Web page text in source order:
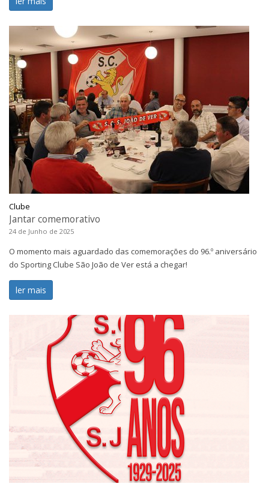
Clube
Jantar comemorativo
24 de Junho de 2025
O momento mais aguardado das comemorações do 96.º aniversário
do Sporting Clube São João de Ver está a chegar!
ler mais